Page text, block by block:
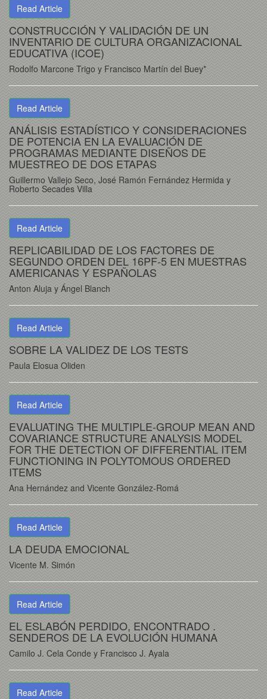
Read Article
CONSTRUCCIÓN Y VALIDACIÓN DE UN
INVENTARIO DE CULTURA ORGANIZACIONAL
EDUCATIVA (ICOE)
Rodolfo Marcone Trigo y Francisco Martín del Buey*
Read Article
ANÁLISIS ESTADÍSTICO Y CONSIDERACIONES
DE POTENCIA EN LA EVALUACIÓN DE
PROGRAMAS MEDIANTE DISEÑOS DE
MUESTREO DE DOS ETAPAS
Guillermo Vallejo Seco, José Ramón Fernández Hermida y
Roberto Secades Villa
Read Article
REPLICABILIDAD DE LOS FACTORES DE
SEGUNDO ORDEN DEL 16PF-5 EN MUESTRAS
AMERICANAS Y ESPAÑOLAS
Anton Aluja y Ángel Blanch
Read Article
SOBRE LA VALIDEZ DE LOS TESTS
Paula Elosua Oliden
Read Article
EVALUATING THE MULTIPLE-GROUP MEAN AND
COVARIANCE STRUCTURE ANALYSIS MODEL
FOR THE DETECTION OF DIFFERENTIAL ITEM
FUNCTIONING IN POLYTOMOUS ORDERED
ITEMS
Ana Hernández and Vicente González-Romá
Read Article
LA DEUDA EMOCIONAL
Vicente M. Simón
Read Article
EL ESLABÓN PERDIDO, ENCONTRADO .
SENDEROS DE LA EVOLUCIÓN HUMANA
Camilo J. Cela Conde y Francisco J. Ayala
Read Article